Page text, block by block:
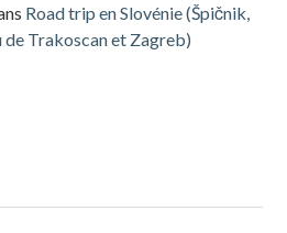
Road trip en Slovénie (Špičnik,
Trakoscan et Zagreb)